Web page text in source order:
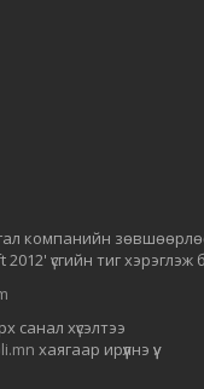
компанийн
үсгийн тиг хэрэглэж
санал хүсэлтээ
хаягаар ирүүлнэ үү.